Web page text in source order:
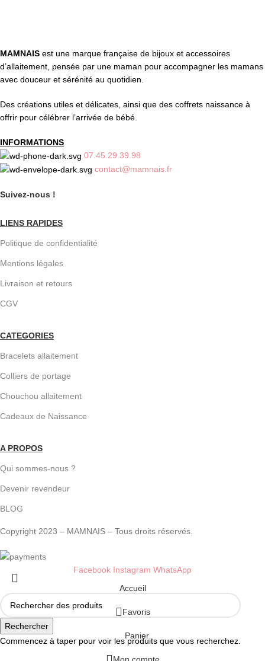
MAMNAIS est une marque française de bijoux et accessoires
d’allaitement, pensée par une maman pour accompagner les mamans
avec douceur et sérénité au quotidien.
Des créations utiles et délicates, ainsi que des coffrets naissance à
offrir pour célébrer l’arrivée de bébé.
INFORMATIONS
07.45.29.39.98
contact@mamnais.fr
Suivez-nous !
LIENS RAPIDES
Politique de confidentialité
Mentions légales
Livraison et retours
CGV
CATEGORIES
Bracelets allaitement
Colliers de portage
Chouchou allaitement
Cadeaux de Naissance
A PROPOS
Qui sommes-nous ?
Devenir revendeur
BLOG
Copyright 2023 – MAMNAIS – Tous droits réservés.
Rechercher
Commencez à taper pour voir les produits que vous recherchez.
Facebook Instagram WhatsApp
Accueil
Favoris
Panier